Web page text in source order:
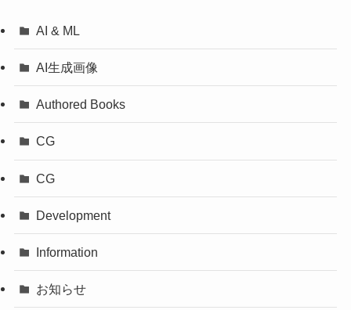
AI & ML
AI生成画像
Authored Books
CG
CG
Development
Information
お知らせ